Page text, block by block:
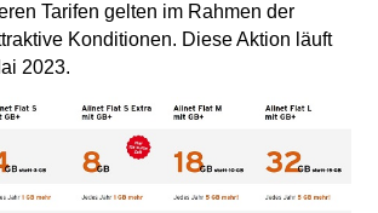
Tarifen gelten im Rahmen der
Konditionen. Diese Aktion läuft
2023.